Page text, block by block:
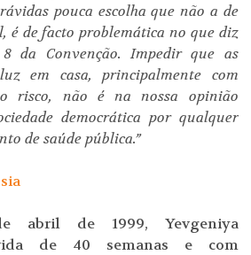
pouca escolha que não a de
é de facto problemática no que diz
da Convenção. Impedir que as
em casa, principalmente com
risco, não é na nossa opinião
democrática por qualquer
de saúde pública.”
abril de 1999, Yevgeniya
de 40 semanas e com